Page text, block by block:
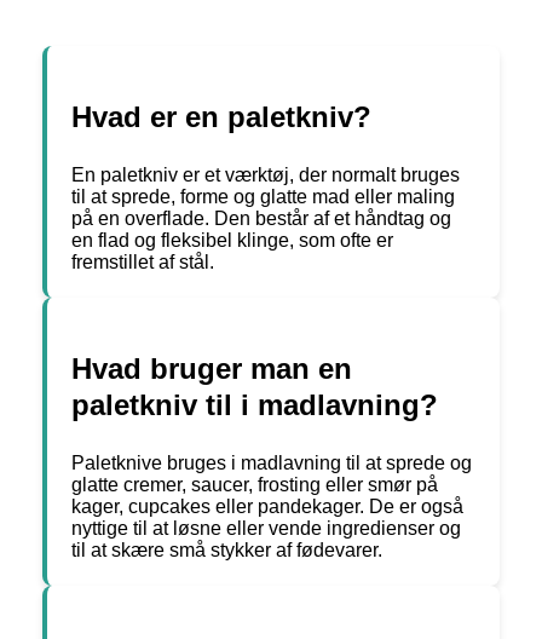
Hvad er en paletkniv?
En paletkniv er et værktøj, der normalt bruges
til at sprede, forme og glatte mad eller maling
på en overflade. Den består af et håndtag og
en flad og fleksibel klinge, som ofte er
fremstillet af stål.
Hvad bruger man en
paletkniv til i madlavning?
Paletknive bruges i madlavning til at sprede og
glatte cremer, saucer, frosting eller smør på
kager, cupcakes eller pandekager. De er også
nyttige til at løsne eller vende ingredienser og
til at skære små stykker af fødevarer.